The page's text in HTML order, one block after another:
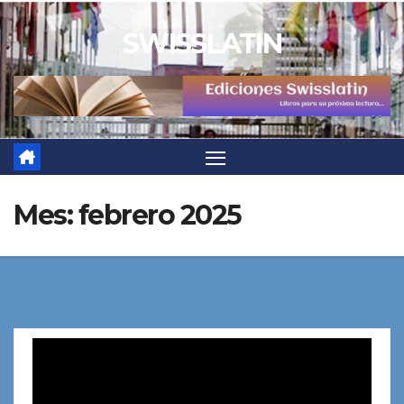
Saltar
al
contenido
SWISSLATIN
Mes:febrero 2025